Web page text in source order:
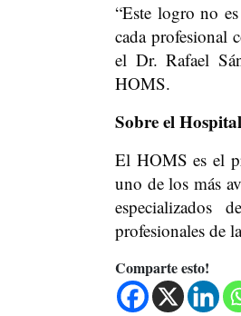
“Este logro no
cada profesional
el Dr. Rafael
HOMS.
Sobre el
El HOMS es el
uno de los más
especializados
profesionales de
Comparte esto!